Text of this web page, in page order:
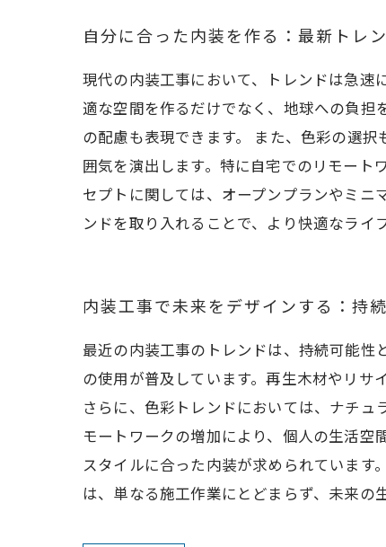
自分に合った内装を作る：最新トレ
現代の内装工事において、トレンドは急速
適な空間を作るだけでなく、地球への負担
の配慮も表現できます。 また、色彩の選
囲気を演出します。特に自宅でのリモート
セプトに関しては、オープンプランやミニ
ンドを取り入れることで、より快適なライ
内装工事で未来をデザインする：持
最近の内装工事のトレンドは、持続可能性
の使用が普及しています。再生木材やリサ
さらに、色彩トレンドにおいては、ナチュ
モートワークの増加により、個人の生活空
スタイルに合った内装が求められていま
は、単なる施工作業にとどまらず、未来の